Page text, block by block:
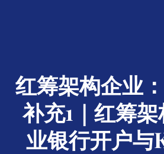
红筹架构企业
补充1｜红筹
业银行开户与